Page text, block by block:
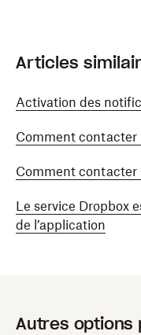
Articles
Activation des
Comment contacter
Comment contacter
Le service Dropbox
de l’application
Autres options